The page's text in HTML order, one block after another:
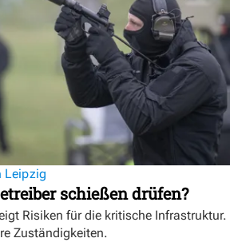
Leipzig
schießen drüfen?
Risiken für die kritische Infrastruktur.
Zuständigkeiten.